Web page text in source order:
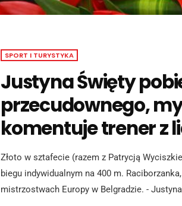
SPORT I TURYSTYKA
Justyna Święty
przecudownego,
komentuje trener z
Złoto w sztafecie (razem z Patrycją
biegu indywidualnym na 400 m.
mistrzostwach Europy w Belgradzie. -